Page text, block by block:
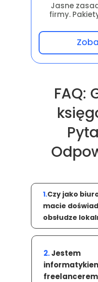
Jasne
firmy.
2.Jestem
1.Czy jako
macie
obsłudze
FAQ: